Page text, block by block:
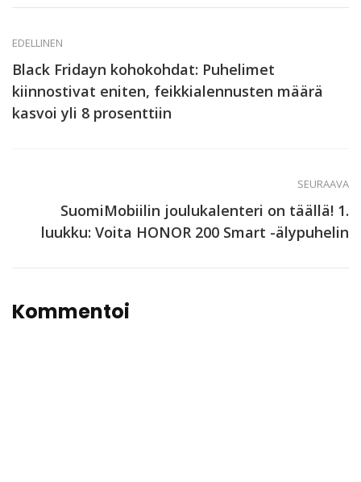
EDELLINEN
Black Fridayn kohokohdat: Puhelimet
kiinnostivat eniten, feikkialennusten määrä
kasvoi yli 8 prosenttiin
SEURAAVA
SuomiMobiilin joulukalenteri on täällä! 1.
luukku: Voita HONOR 200 Smart -älypuhelin
Kommentoi